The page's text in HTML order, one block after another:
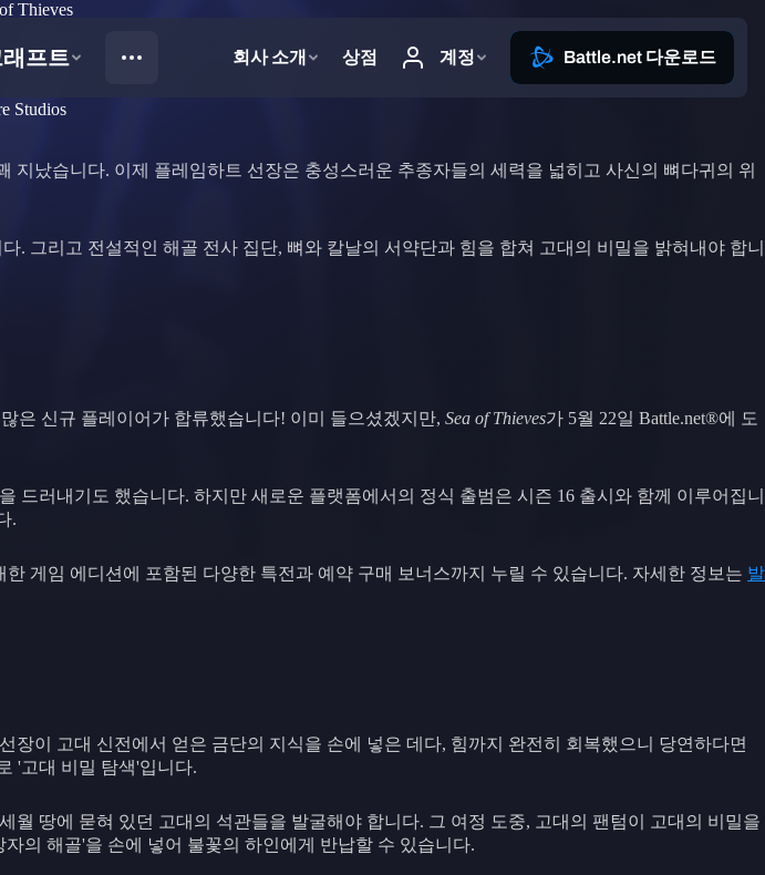
Thieves
Studios
났습니다. 이제 플레임하트 선장은 충성스러운 추종자들의 세력을 넓히고 사신의 뼈다귀의 위
그리고 전설적인 해골 전사 집단, 뼈와 칼날의 서약단과 힘을 합쳐 고대의 비밀을 밝혀내야 합니
은 신규 플레이어가 합류했습니다! 이미 들으셨겠지만, Sea of Thieves가 5월 22일 Battle.net®에 도
드러내기도 했습니다. 하지만 새로운 플랫폼에서의 정식 출범은 시즌 16 출시와 함께 이루어집니
.
게임 에디션에 포함된 다양한 특전과 예약 구매 보너스까지 누릴 수 있습니다. 자세한 정보는 발
이 고대 신전에서 얻은 금단의 지식을 손에 넣은 데다, 힘까지 완전히 회복했으니 당연하다면
'고대 비밀 탐색'입니다.
땅에 묻혀 있던 고대의 석관들을 발굴해야 합니다. 그 여정 도중, 고대의 팬텀이 고대의 비밀을
의 해골'을 손에 넣어 불꽃의 하인에게 반납할 수 있습니다.